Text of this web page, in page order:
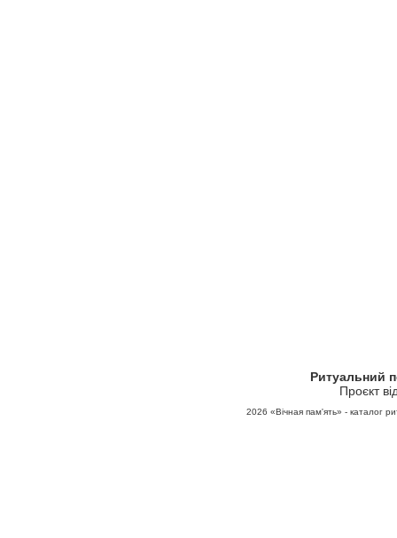
Ритуальний
Проєкт
2026 «Вічная пам'ять» - каталог